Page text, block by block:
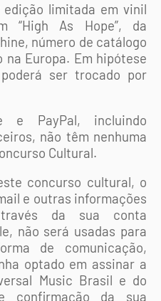
limitada em vinil
“High As Hope”, da
número de catálogo
na Europa. Em hipótese
ser trocado por
e PayPal, incluindo
não têm nenhuma
Cultural.
concurso cultural, o
e outras informações
da sua conta
não será usadas para
de comunicação,
optado em assinar a
Music Brasil e do
confirmação da sua